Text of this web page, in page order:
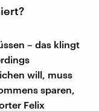
– das klingt
will, muss
sparen,
Felix